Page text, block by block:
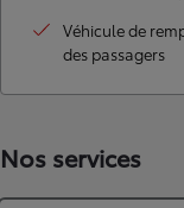
Véhicule de
des passagers
Nos services